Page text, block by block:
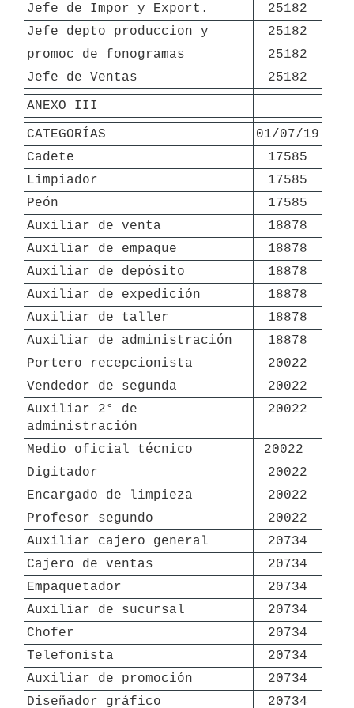
Jefe de Impor y Export.
25182
Jefe depto produccion y
25182
promoc de fonogramas
25182
Jefe de Ventas
25182
ANEXO III
CATEGORÍAS
01/07/19
Cadete
17585
Limpiador
17585
Peón
17585
Auxiliar de venta
18878
Auxiliar de empaque
18878
Auxiliar de depósito
18878
Auxiliar de expedición
18878
Auxiliar de taller
18878
Auxiliar de administración
18878
Portero recepcionista
20022
Vendedor de segunda
20022
Auxiliar 2° de
administración
20022
Medio oficial técnico
20022
Digitador
20022
Encargado de limpieza
20022
Profesor segundo
20022
Auxiliar cajero general
20734
Cajero de ventas
20734
Empaquetador
20734
Auxiliar de sucursal
20734
Chofer
20734
Telefonista
20734
Auxiliar de promoción
20734
Diseñador gráfico
20734